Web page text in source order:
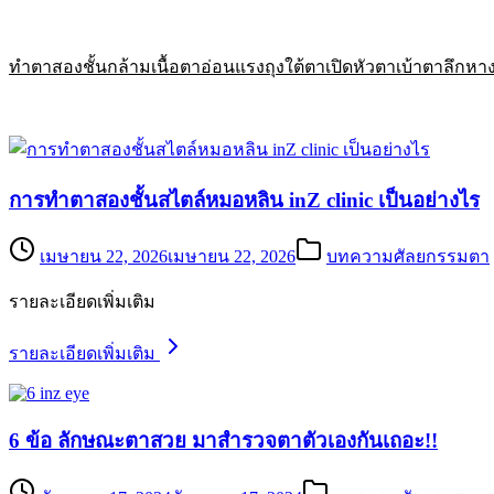
ทำตาสองชั้นกล้ามเนื้อตาอ่อนแรงถุงใต้ตาเปิดหัวตาเบ้าตาลึกหา
การทำตาสองชั้นสไตล์หมอหลิน inZ clinic เป็นอย่างไร
เมษายน 22, 2026เมษายน 22, 2026 บทความศัลยกรรมตา
รายละเอียดเพิ่มเติม
รายละเอียดเพิ่มเติม
6 ข้อ ลักษณะตาสวย มาสำรวจตาตัวเองกันเถอะ!!